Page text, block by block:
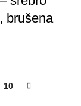
brušena
10